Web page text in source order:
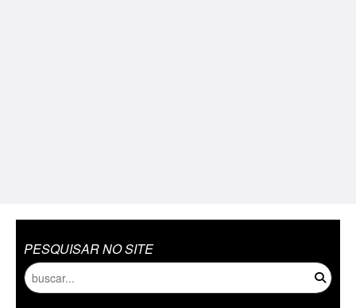
PESQUISAR NO SITE